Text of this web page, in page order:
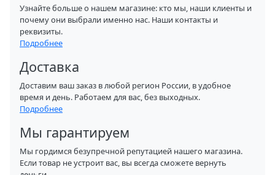
Узнайте больше о нашем магазине: кто мы, наши клиенты и
почему они выбрали именно нас. Наши контакты и
реквизиты.
Подробнее
Доставка
Доставим ваш заказ в любой регион России, в удобное
время и день. Работаем для вас, без выходных.
Подробнее
Мы гарантируем
Мы гордимся безупречной репутацией нашего магазина.
Если товар не устроит вас, вы всегда сможете вернуть